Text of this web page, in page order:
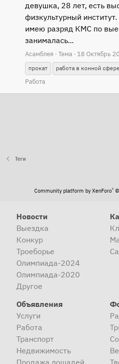
девушка, 28 лет, есть
физкультурный
имею разряд КМС по
занималась...
Асамблея Тема 18 Октябрь
прокат
работа в конной сфере
Работа
Теги
Community platform by XenForo®
Новости
Выездка
Конкур
Троеборье
Олимпиада-2024
Олимпиада-2020
Другое
Объявления
Услуги
Работа
Транспорт
Недвижимость